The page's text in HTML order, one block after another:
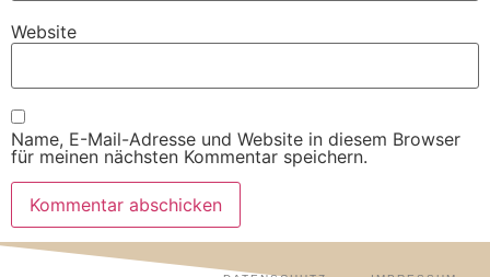
Website
Name, E-Mail-Adresse und Website in diesem Browser
für meinen nächsten Kommentar speichern.